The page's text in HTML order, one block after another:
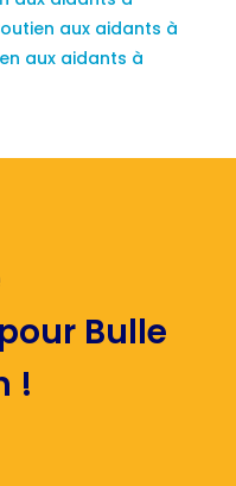
aux aidants à
aux aidants à
Bulle
!